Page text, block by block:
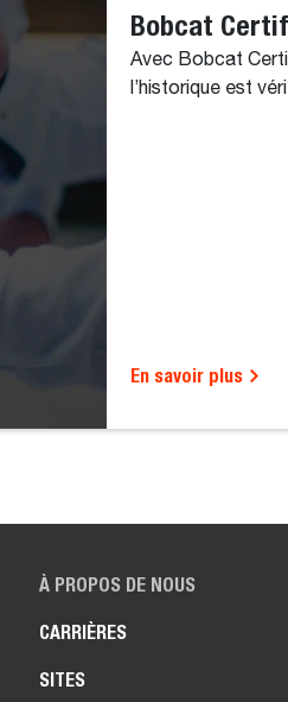
Bobcat
Avec Bobcat
l’historique est
En savoir plus
À PROPOS DE NOUS
CARRIÈRES
SITES